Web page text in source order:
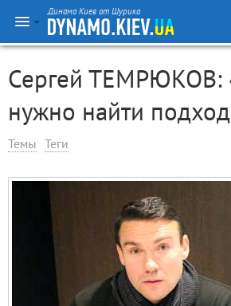
Динамо Киев от Шурика
Сергей ТЕМРЮКОВ:
нужно найти
Темы Теги